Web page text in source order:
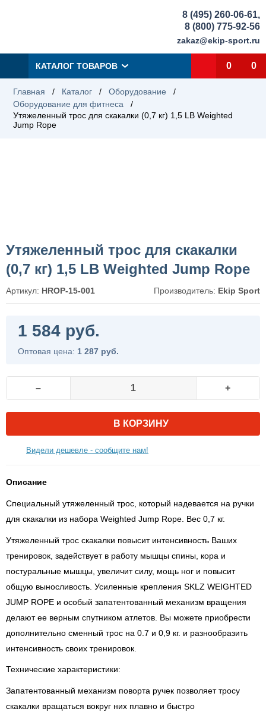
8 (495) 260-06-61,
8 (800) 775-92-56
zakaz@ekip-sport.ru
КАТАЛОГ ТОВАРОВ 0 0
Главная / Каталог / Оборудование
/
Оборудование для фитнеса
/
Утяжеленный трос для скакалки (0,7 кг) 1,5 LB Weighted
Jump Rope
Утяжеленный трос для скакалки
(0,7 кг) 1,5 LB Weighted Jump Rope
Артикул: HROP-15-001 Производитель: Ekip Sport
1 584 руб.
Оптовая цена: 1 287 руб.
– +
В КОРЗИНУ
Видели дешевле - сообщите нам!
Описание
Специальный утяжеленный трос, который надевается на ручки
для скакалки из набора Weighted Jump Rope. Вес 0,7 кг.
Утяжеленный трос скакалки повысит интенсивность Ваших
тренировок, задействует в работу мышцы спины, кора и
постуральные мышцы, увеличит силу, мощь ног и повысит
общую выносливость. Усиленные крепления SKLZ WEIGHTED
JUMP ROPE и особый запатентованный механизм вращения
делают ее верным спутником атлетов. Вы можете приобрести
дополнительно сменный трос на 0.7 и 0,9 кг. и разнообразить
интенсивность своих тренировок.
Технические характеристики:
Запатентованный механизм поворта ручек позволяет тросу
скакалки вращаться вокруг них плавно и быстро